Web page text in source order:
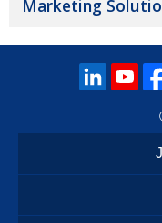
Marketing